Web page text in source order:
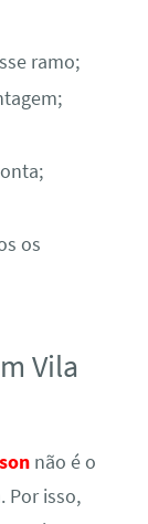
ramo;
os
Vila
não é o
Por isso,